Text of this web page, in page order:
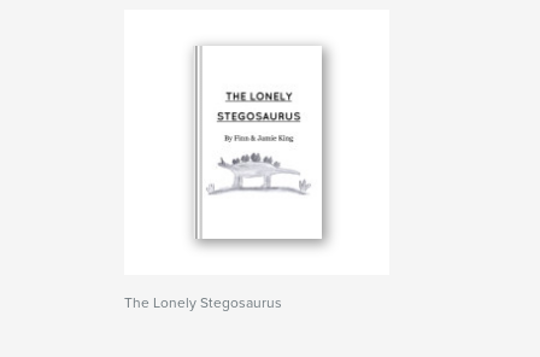
The Lonely Stegosaurus